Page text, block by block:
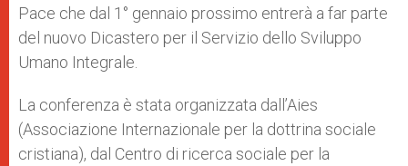
Pace che dal 1° gennaio prossimo entrerà a far parte
del nuovo Dicastero per il Servizio dello Sviluppo
Umano Integrale.
La conferenza è stata organizzata dall’Aies
(Associazione Internazionale per la dottrina sociale
cristiana), dal Centro di ricerca sociale per la